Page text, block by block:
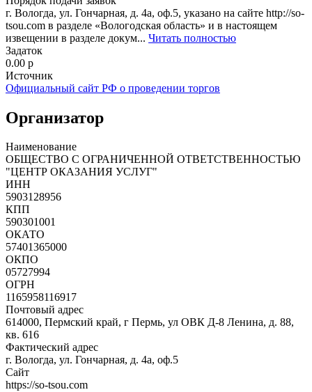
г. Вологда, ул. Гончарная, д. 4а, оф.5, указано на сайте http://so-
tsou.com в разделе «Вологодская область» и в настоящем
извещении в разделе докум... Читать полностью
Задаток
0.00 p
Источник
Официальный сайт РФ о проведении торгов
Организатор
Наименование
ОБЩЕСТВО С ОГРАНИЧЕННОЙ ОТВЕТСТВЕННОСТЬЮ
"ЦЕНТР ОКАЗАНИЯ УСЛУГ"
ИНН
5903128956
КПП
590301001
ОКАТО
57401365000
ОКПО
05727994
ОГРН
1165958116917
Почтовый адрес
614000, Пермский край, г Пермь, ул ОВК Д-8 Ленина, д. 88,
кв. 616
Фактический адрес
г. Вологда, ул. Гончарная, д. 4а, оф.5
Сайт
https://so-tsou.com